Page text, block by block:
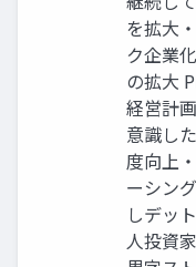
を拡大
ク企業
の拡大
経営計
意識し
度向上
ーシン
しデッ
人投資